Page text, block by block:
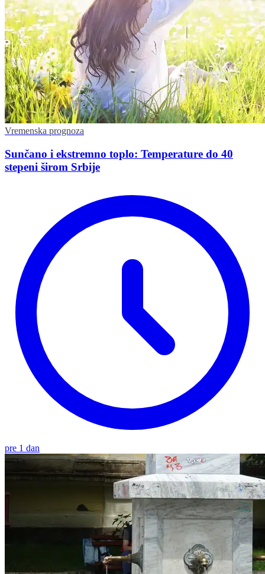
Vremenska prognoza
Sunčano i ekstremno toplo: Temperature do 40
stepeni širom Srbije
pre 1 dan